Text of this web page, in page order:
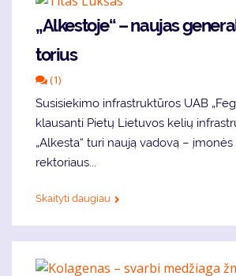
„Al­kes­to­je“ – nau­jas
to­rius
(1)
Su­si­sie­ki­mo in­fra­struk­tū­ros UAB
klau­san­ti Pie­tų Lie­tu­vos ke­lių
„Al­kes­ta“ tu­ri nau­ją va­do­vą –
rek­to­riaus...
Skaityti daugiau